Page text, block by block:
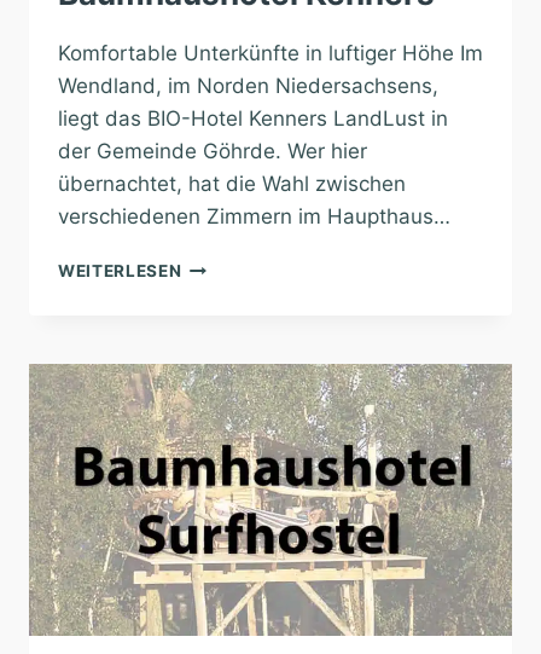
Komfortable Unterkünfte in luftiger Höhe Im
Wendland, im Norden Niedersachsens,
liegt das BIO-Hotel Kenners LandLust in
der Gemeinde Göhrde. Wer hier
übernachtet, hat die Wahl zwischen
verschiedenen Zimmern im Haupthaus…
WEITERLESEN BAUMHAUSHOTEL